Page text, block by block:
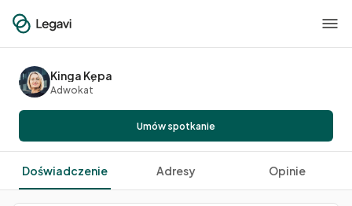
Kinga Kępa
Adwokat
Umów spotkanie
Doświadczenie Adresy Opinie